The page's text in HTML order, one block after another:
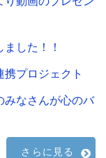
した！！
プロジェクト
みなさんが心のバ
さらに見る